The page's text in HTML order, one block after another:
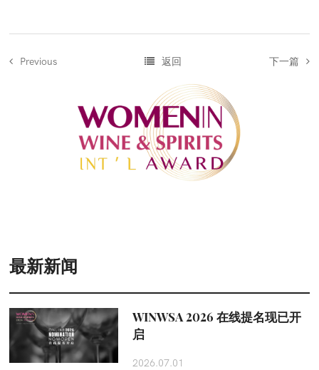
Previous 返回 下一篇
最新新闻
WINWSA 2026 在线提名现已开
启
2026.07.01